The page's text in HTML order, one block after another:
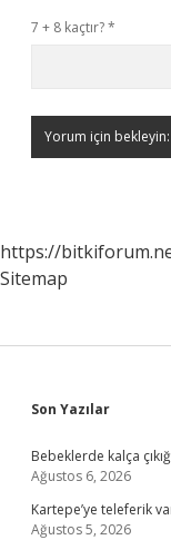
7 + 8 kaçtır?*
https://
Sitemap
Sidebar
Son Yazılar
Bebeklerde kalça
Ağustos 6, 2026
Kartepe’ye teleferik
Ağustos 5, 2026